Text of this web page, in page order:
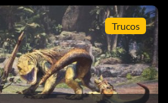
Trucos